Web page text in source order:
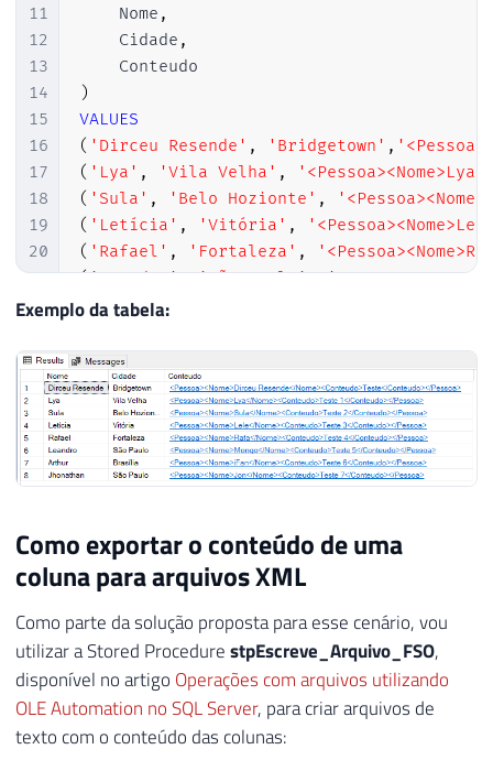
11
12
13
14
15
16
17
18
19
20
21
22
    Nome
,
    Cidade
,
)
VALUES
( 'Dirceu Resende' , 'Bridgetown' ,
( 'Lya' , 'Vila Velha' ,
( 'Sula' , 'Belo Hozionte' ,
( 'Letícia' , 'Vitória' ,
( 'Rafael' , 'Fortaleza' ,
('Leandro', 'São Paulo',
( 'Arthur',
Exemplo da tabela:
Como exportar o conteúdo de uma
coluna para arquivos XML
Como parte da solução proposta para esse cenário, vou
utilizar a Stored ProcedurestpEscreve_Arquivo_FSO,
disponível no artigo Operações com arquivos utilizando
OLE Automation no SQL Server, para criar arquivos de
texto com o conteúdo das colunas: